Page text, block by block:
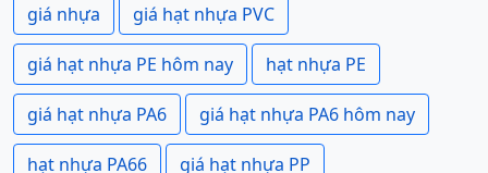
giá nhựa giá hạt nhựa PVC
giá hạt nhựa PE hôm nay hạt nhựa PE
giá hạt nhựa PA6 giá hạt nhựa PA6 hôm nay
hạt nhựa PA66 giá hạt nhựa PP